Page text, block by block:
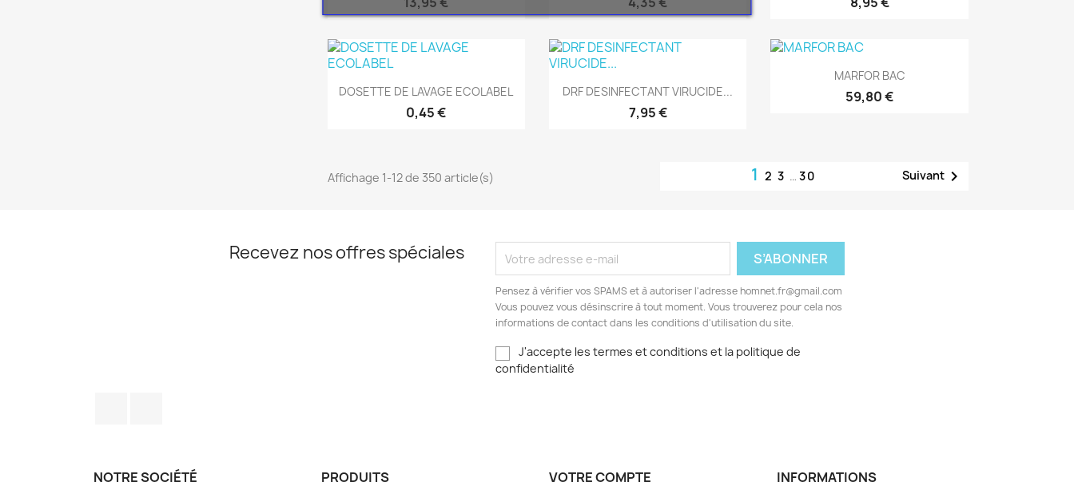
Aperçu rapide
DOSETTE DE LAVAGE ECOLABEL
0,45 €
Aperçu rapide
DRF DESINFECTANT VIRUCIDE...
7,95 €
Aperçu rapide
MARFOR BAC
59,80 €
Affichage 1-12 de 350 article(s) 1 2 3 … 30 Suivant
Recevez nos offres spéciales
Pensez à vérifier vos SPAMS et à autoriser l'adresse homnet.fr@gmail.com
Vous pouvez vous désinscrire à tout moment. Vous trouverez pour cela nos
informations de contact dans les conditions d'utilisation du site.
J'accepte les termes et conditions et la politique de
confidentialité
NOTRE SOCIÉTÉ PRODUITS VOTRE COMPTE INFORMATIONS